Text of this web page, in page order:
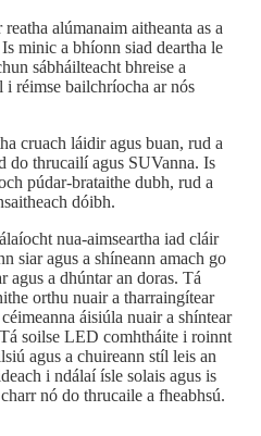
alúmanaim aitheanta as a
minic a bhíonn siad deartha le
sábháilteacht bhreise a
réimse bailchríocha ar nós
cruach láidir agus buan, rud a
do thrucailí agus SUVanna. Is
púdar-brataithe dubh, rud a
dóibh.
nua-aimseartha iad cláir
siar agus a shíneann amach go
agus a dhúntar an doras. Tá
orthu nuair a tharraingítear
áisiúla nuair a shíntear
Tá soilse LED comhtháite i roinnt
agus a chuireann stíl leis an
i ndálaí ísle solais agus is
nó do thrucaile a fheabhsú.